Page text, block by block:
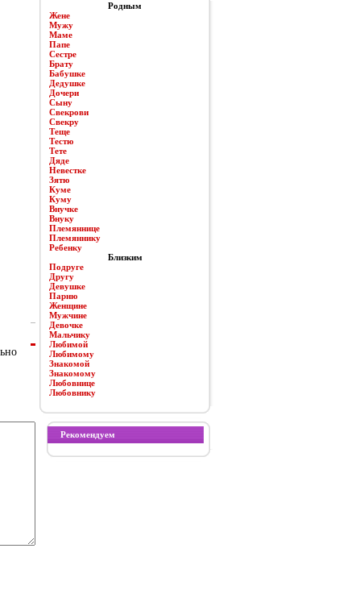
Родным
Жене
Мужу
Маме
Папе
Сестре
Брату
Бабушке
Дедушке
Дочери
Сыну
Свекрови
Свекру
Теще
Тестю
Тете
Дяде
Невестке
Зятю
Куме
Куму
Внучке
Внуку
Племяннице
Племяннику
Ребенку
Близким
Подруге
Другу
Девушке
Парню
Женщине
Мужчине
Девочке
Мальчику
Любимой
Любимому
Знакомой
Знакомому
Любовнице
Любовнику
Рекомендуем